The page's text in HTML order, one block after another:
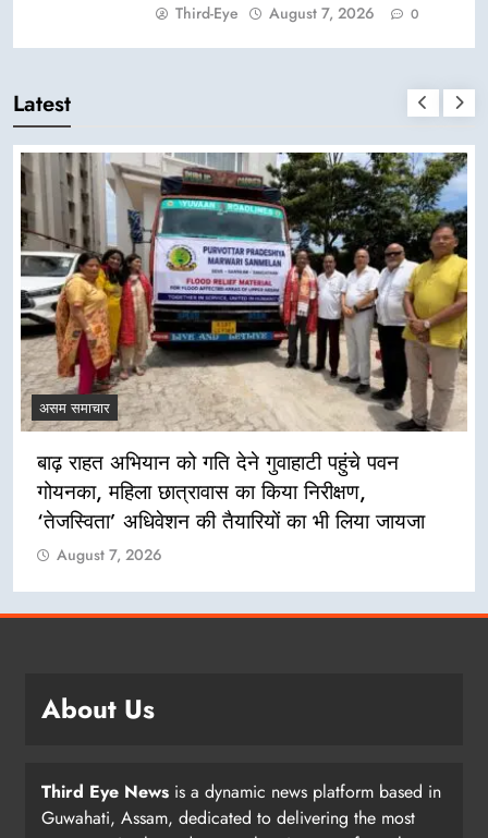
Third-Eye August 7, 2026 0
Latest
असम समाचार
बाढ़ राहत अभियान को गति देने गुवाहाटी पहुंचे पवन
गोयनका, महिला छात्रावास का किया निरीक्षण,
‘तेजस्विता’ अधिवेशन की तैयारियों का भी लिया जायजा
August 7, 2026
About Us
Third Eye News is a dynamic news platform based in
Guwahati, Assam, dedicated to delivering the most